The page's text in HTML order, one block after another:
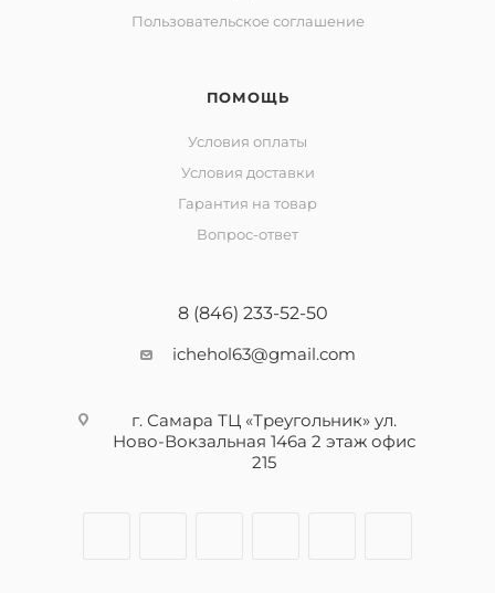
Пользовательское соглашение
ПОМОЩЬ
Условия оплаты
Условия доставки
Гарантия на товар
Вопрос-ответ
8 (846) 233-52-50
ichehol63@gmail.com
г. Самара ТЦ «Треугольник» ул.
Ново-Вокзальная 146а 2 этаж офис
215